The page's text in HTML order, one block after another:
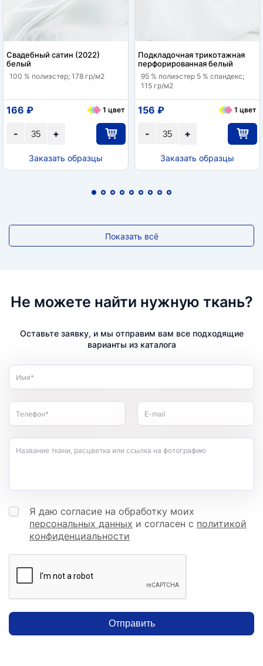
Свадебный сатин (2022)
белый
100 % полиэстер; 178 гр/м2
+
-
166 ₽ 1 цвет
Заказать образцы
Подкладочная трикотажная
перфорированная белый
95 % полиэстер 5 % спандекс;
115 гр/м2
+
-
156 ₽ 1 цвет
Заказать образцы
Показать всё
Не можете найти нужную ткань?
Оставьте заявку, и мы отправим вам все подходящие
варианты из каталога
Имя*
Телефон* E-mail
Название ткани, расцветка или ссылка на фотографию
Я даю согласие на обработку моих
персональных данных и согласен с политикой
конфиденциальности
Отправить